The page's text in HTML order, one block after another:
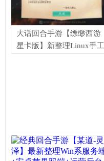
大话回合手游【缥缈西游
星卡版】新整理Linux手工